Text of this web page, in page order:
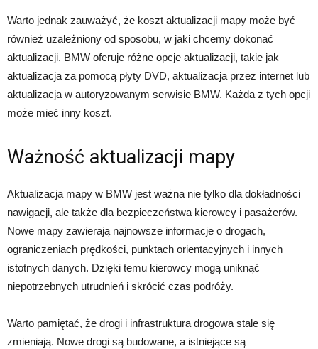
Warto jednak zauważyć, że koszt aktualizacji mapy może być
również uzależniony od sposobu, w jaki chcemy dokonać
aktualizacji. BMW oferuje różne opcje aktualizacji, takie jak
aktualizacja za pomocą płyty DVD, aktualizacja przez internet lub
aktualizacja w autoryzowanym serwisie BMW. Każda z tych opcji
może mieć inny koszt.
Ważność aktualizacji mapy
Aktualizacja mapy w BMW jest ważna nie tylko dla dokładności
nawigacji, ale także dla bezpieczeństwa kierowcy i pasażerów.
Nowe mapy zawierają najnowsze informacje o drogach,
ograniczeniach prędkości, punktach orientacyjnych i innych
istotnych danych. Dzięki temu kierowcy mogą uniknąć
niepotrzebnych utrudnień i skrócić czas podróży.
Warto pamiętać, że drogi i infrastruktura drogowa stale się
zmieniają. Nowe drogi są budowane, a istniejące są